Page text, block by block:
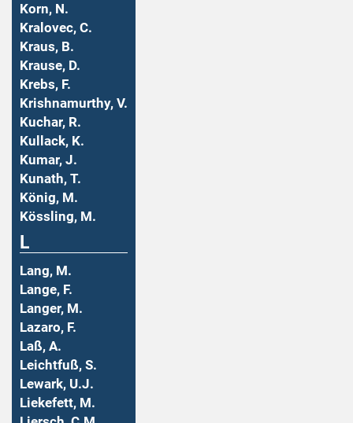
Korn, N.
Kralovec, C.
Kraus, B.
Krause, D.
Krebs, F.
Krishnamurthy, V.
Kuchar, R.
Kullack, K.
Kumar, J.
Kunath, T.
König, M.
Kössling, M.
L
Lang, M.
Lange, F.
Langer, M.
Lazaro, F.
Laß, A.
Leichtfuß, S.
Lewark, U.J.
Liekefett, M.